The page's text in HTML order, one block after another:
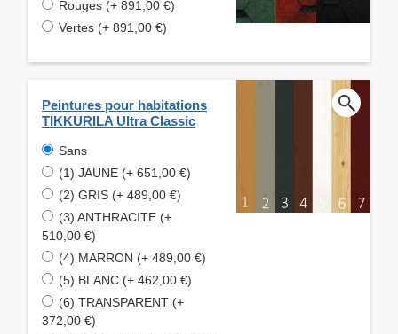
Rouges (+ 891,00 €)
Vertes (+ 891,00 €)
Peintures pour habitations
TIKKURILA Ultra Classic
Sans
(1) JAUNE (+ 651,00 €)
(2) GRIS (+ 489,00 €)
(3) ANTHRACITE (+
510,00 €)
(4) MARRON (+ 489,00 €)
(5) BLANC (+ 462,00 €)
(6) TRANSPARENT (+
372,00 €)